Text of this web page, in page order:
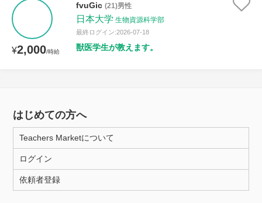
¥2,000/時給
fvuGic (21)男性
日本大学 生物資源科学部
最終ログイン:2026-07-18
獣医学生が教えます。
はじめての方へ
Teachers Marketについて
ログイン
依頼者登録